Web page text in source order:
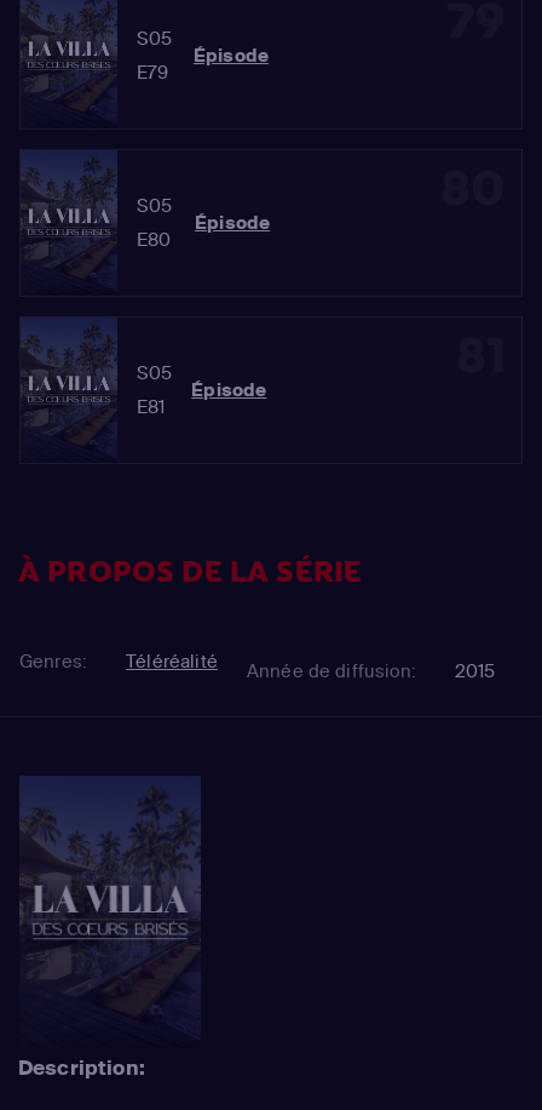
S05
E79
Épisode
S05
E80
Épisode
S05
E81
Épisode
À PROPOS DE LA SÉRIE
Genres: Téléréalité Année de diffusion: 2015
Description: